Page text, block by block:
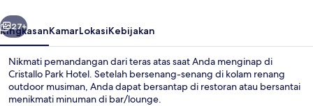
Berikutnya
27+
RingkasanKamarLokasiKebijakan
Nikmati pemandangan dari teras atas saat Anda menginap di
Cristallo Park Hotel. Setelah bersenang-senang di kolam renang
outdoor musiman, Anda dapat bersantap di restoran atau bersantai
menikmati minuman di bar/lounge.